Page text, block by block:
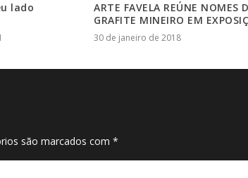
lado
ARTE FAVELA REÚNE NOMES
GRAFITE MINEIRO EM
30 de janeiro de 2018
são marcados com *